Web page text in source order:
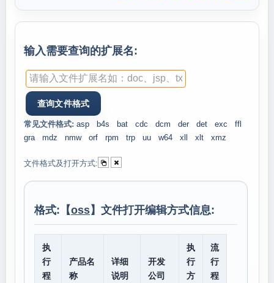
输入需要查询的扩展名:
常见文件格式: asp b4s bat cdc dcm der det exc
ffl
gra
mdz nmw orf rpm trp uu w64 xll xlt xmz
文件格式及打开方式:
格式:【oss】文件打开编辑方式信息:
执
行
程
产品名
称
详细
说明
开发
公司
执
行
方
流
行
程